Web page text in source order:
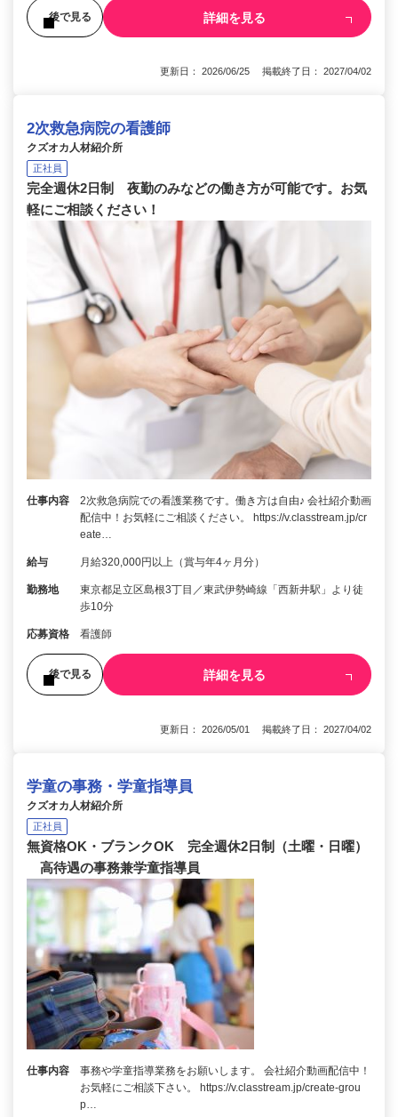
後で見る 詳細を見る
更新日： 2026/06/25 掲載終了日： 2027/04/02
2次救急病院の看護師
クズオカ人材紹介所
正社員
完全週休2日制 夜勤のみなどの働き方が可能です。お気
軽にご相談ください！
仕事内容
2次救急病院での看護業務です。働き方は自由♪ 会社紹介動画
配信中！お気軽にご相談ください。 https://v.classtream.jp/cr
eate…
給与 月給320,000円以上（賞与年4ヶ月分）
勤務地
東京都足立区島根3丁目／東武伊勢崎線「西新井駅」より徒
歩10分
応募資格 看護師
後で見る 詳細を見る
更新日： 2026/05/01 掲載終了日： 2027/04/02
学童の事務・学童指導員
クズオカ人材紹介所
正社員
無資格OK・ブランクOK 完全週休2日制（土曜・日曜）
高待遇の事務兼学童指導員
仕事内容
事務や学童指導業務をお願いします。 会社紹介動画配信中！
お気軽にご相談下さい。 https://v.classtream.jp/create-grou
p…